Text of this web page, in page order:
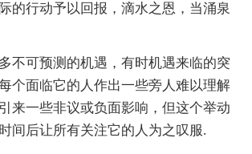
的行动予以回报，滴水之恩，当涌泉
不可预测的机遇，有时机遇来临的突
个面临它的人作出一些旁人难以理解
来一些非议或负面影响，但这个举动
间后让所有关注它的人为之叹服.